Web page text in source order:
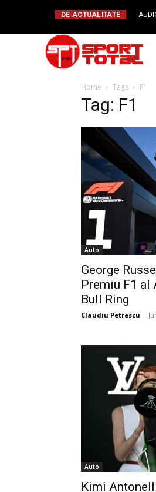
DE ACTUALITATE
Home Tags F1
Tag: F1
Auto
George
Premiu F1 al
Bull Ring
Claudiu Petrescu -
Auto
Kimi